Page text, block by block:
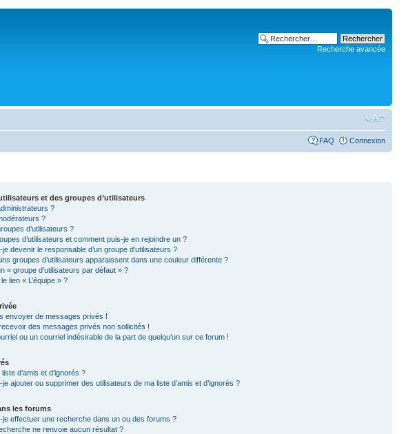
Recherche avancée
FAQ Connexion
et des groupes d’utilisateurs
?
?
d’utilisateurs ?
d’utilisateurs et comment puis-je en rejoindre un ?
devenir le responsable d’un groupe d’utilisateurs ?
groupes d’utilisateurs apparaissent dans une couleur différente ?
« groupe d’utilisateurs par défaut » ?
lien « L’équipe » ?
envoyer de messages privés !
des messages privés non sollicités !
ou un courriel indésirable de la part de quelqu’un sur ce forum !
d’amis et d’ignorés ?
ajouter ou supprimer des utilisateurs de ma liste d’amis et d’ignorés ?
les forums
je effectuer une recherche dans un ou des forums ?
ne renvoie aucun résultat ?